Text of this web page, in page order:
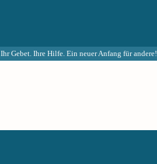
Ihr Gebet. Ihre Hilfe. Ein neuer Anfang für andere!